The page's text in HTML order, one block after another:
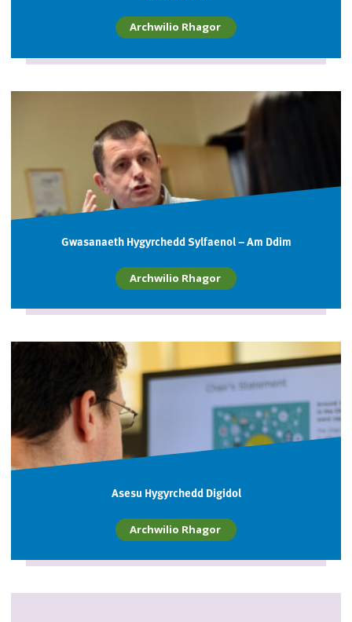
Archwilio Rhagor
Gwasanaeth Hygyrchedd Sylfaenol – Am Ddim
Archwilio Rhagor
Asesu Hygyrchedd Digidol
Archwilio Rhagor